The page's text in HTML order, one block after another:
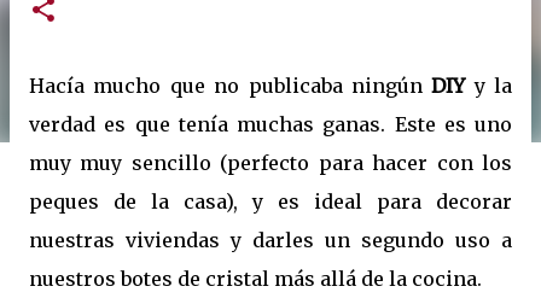
Hacía mucho que no publicaba ningúnDIYy la
verdad es que tenía muchas ganas. Este es uno
muy muy sencillo (perfecto para hacer con los
peques de la casa), y es ideal para decorar
nuestras viviendas y darles un segundo uso a
nuestros botes de cristal más allá de la cocina.